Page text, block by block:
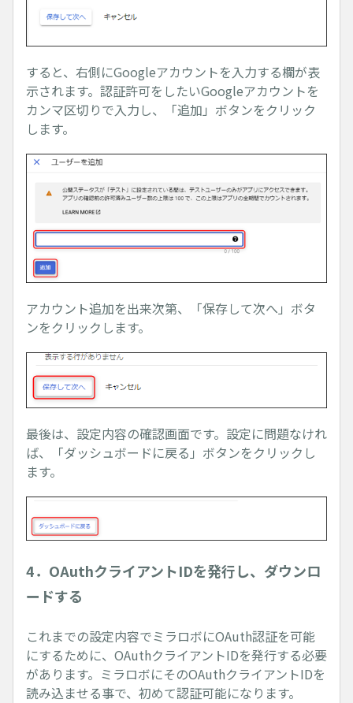
すると、右側にGoogleアカウントを入力する欄が表
示されます。認証許可をしたいGoogleアカウントを
カンマ区切りで入力し、「追加」ボタンをクリック
します。
アカウント追加を出来次第、「保存して次へ」ボタ
ンをクリックします。
最後は、設定内容の確認画面です。設定に問題なけれ
ば、「ダッシュボードに戻る」ボタンをクリックし
ます。
4．OAuthクライアントIDを発行し、ダウンロ
ードする
これまでの設定内容でミラロボにOAuth認証を可能
にするために、OAuthクライアントIDを発行する必要
があります。ミラロボにそのOAuthクライアントIDを
読み込ませる事で、初めて認証可能になります。